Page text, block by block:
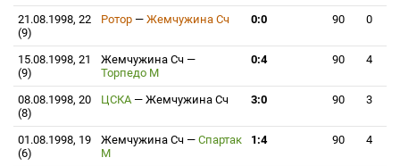
21.08.1998, 22
(9)
Ротор — Жемчужина Сч 0:0 90 0
15.08.1998, 21
(9)
Жемчужина Сч —
Торпедо М
0:4 90 4
08.08.1998, 20
(8)
ЦСКА — Жемчужина Сч 3:0 90 3
01.08.1998, 19
(6)
Жемчужина Сч — Спартак
М
1:4 90 4